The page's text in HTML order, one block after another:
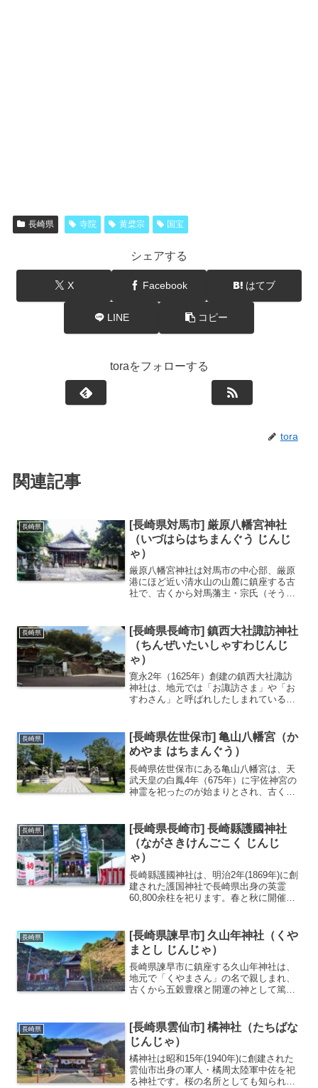
長崎県 寺院 黄檗宗 国宝
シェアする
X Facebook はてブ
LINE コピー
toraをフォローする
tora
関連記事
長崎県
[長崎県対馬市] 厳原八幡宮神社
（いづはらはちまんぐう じんじ
ゃ）
厳原八幡宮神社は対馬市の中心部、厳原
港にほど近い清水山の山麓に鎮座する古
社で、古くから対馬藩主・宗氏（そう
伐からの帰途にこの地で祭祀を行い、異
国からの守護を祈ったのが起...
長崎県
[長崎県長崎市] 鎮西大社諏訪神社
（ちんぜいたいしゃすわじんじ
ゃ）
寛永2年（1625年）創建の鎮西大社諏訪
神社は、地元では「お諏訪さま」や「お
すわさん」と呼ばれしたしまれている神
狛犬などおもしろい狛犬がたくさんいる
ことで知られます。毎...
長崎県
[長崎県佐世保市] 亀山八幡宮（か
めやま はちまんぐう）
長崎県佐世保市にある亀山八幡宮は、天
武天皇の白鳳4年（675年）に宇佐神宮の
神霊を祀ったのが始まりとされ、古くか
神として海軍将兵からも篤い信仰を集め
ました。主祭神は応神...
長崎県
[長崎県長崎市] 長崎縣護國神社
（ながさきけんごこく じんじ
ゃ）
長崎縣護國神社は、明治2年(1869年)に創
建された護国神社で長崎県出身の英霊
60,800余柱を祀ります。春と秋に開催さ
大臣指定の護国神社長崎県出身の英霊
60,800余...
長崎県
[長崎県諫早市] 久山年神社（くや
まとし じんじゃ）
長崎県諫早市に鎮座する久山年神社は、
地元で「くやまさん」の名で親しまれ、
古くから五穀豊穣と開運の神として篤い
としのかみ）を主祭神として祀っていま
す。かつて戦国時代の戦火...
長崎県
[長崎県雲仙市] 橘神社（たちばな
じんじゃ）
橘神社は昭和15年(1940年)に創建された
雲仙市出身の軍人・橘周太陸軍中佐を祀
る神社です。桜の名所としても知られ、